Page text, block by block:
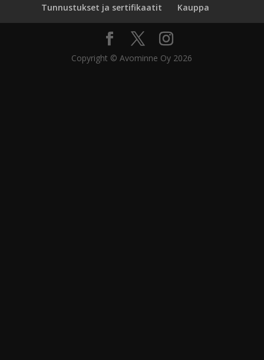
Tunnustukset ja sertifikaatit
Kauppa
Copyright © Avominne Oy 2026